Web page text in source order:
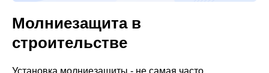
Молниезащита в
строительстве
Установка молниезащиты - не самая часто